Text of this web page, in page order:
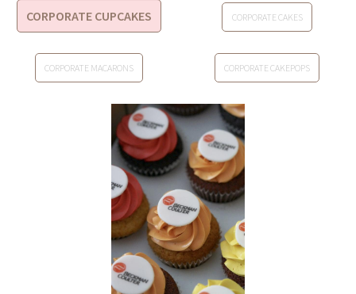
CORPORATE CUPCAKES CORPORATE CAKES
CORPORATE MACARONS CORPORATE CAKEPOPS